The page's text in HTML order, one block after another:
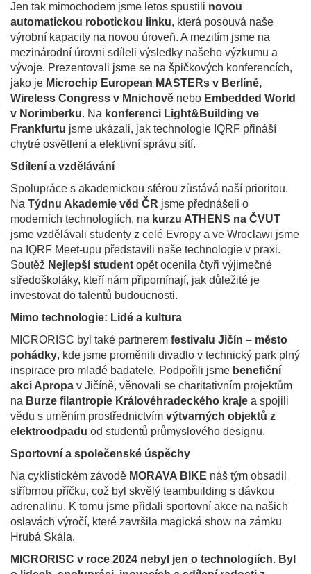
Jen tak mimochodem jsme letos spustili novou
automatickou robotickou linku, která posouvá naše
výrobní kapacity na novou úroveň. A mezitím jsme na
mezinárodní úrovni sdíleli výsledky našeho výzkumu a
vývoje. Prezentovali jsme se na špičkových konferencích,
jako je Microchip European MASTERs v Berlíně,
Wireless Congress v Mnichově nebo Embedded World
v Norimberku. Na konferenci Light&Building ve
Frankfurtu jsme ukázali, jak technologie IQRF přináší
chytré osvětlení a efektivní správu sítí.
Sdílení a vzdělávání
Spolupráce s akademickou sférou zůstává naší prioritou.
Na Týdnu Akademie věd ČR jsme přednášeli o
moderních technologiích, na kurzu ATHENS na ČVUT
jsme vzdělávali studenty z celé Evropy a ve Wroclawi jsme
na IQRF Meet-upu představili naše technologie v praxi.
Soutěž Nejlepší student opět ocenila čtyři výjimečné
středoškoláky, kteří nám připomínají, jak důležité je
investovat do talentů budoucnosti.
Mimo technologie: Lidé a kultura
MICRORISC byl také partnerem festivalu Jičín – město
pohádky, kde jsme proměnili divadlo v technický park plný
inspirace pro mladé badatele. Podpořili jsme benefiční
akci Apropa v Jičíně, věnovali se charitativním projektům
na Burze filantropie Královéhradeckého kraje a spojili
vědu s uměním prostřednictvím výtvarných objektů z
elektroodpadu od studentů průmyslového designu.
Sportovní a společenské úspěchy
Na cyklistickém závodě MORAVA BIKE náš tým obsadil
stříbrnou příčku, což byl skvělý teambuilding s dávkou
adrenalinu. K tomu jsme přidali sportovní akce na našich
oslavách výročí, které završila magická show na zámku
Hrubá Skála.
MICRORISC v roce 2024 nebyl jen o technologiích. Byl